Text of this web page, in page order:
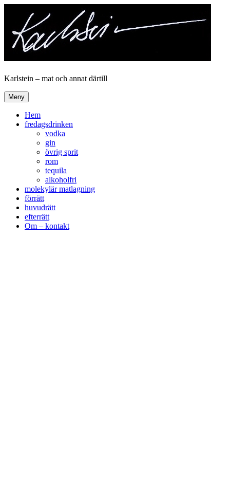
innehåll
Karlstein – mat och annat därtill
Meny
Hem
fredagsdrinken
vodka
gin
övrig sprit
rom
tequila
alkoholfri
molekylär matlagning
förrätt
huvudrätt
efterrätt
Om – kontakt